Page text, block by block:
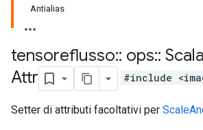
Antialias
tensoreflusso:: ops:: Scala
Attr
#include
Setter di attributi facoltativi per